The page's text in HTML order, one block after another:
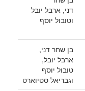
דני, ארבל יובל
וטובול יוסף
בן שחר דני,
ארבל יובל,
טובול יוסף
וגבריאל סטיוארט